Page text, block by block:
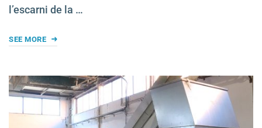
l’escarni de la …
SEE MORE